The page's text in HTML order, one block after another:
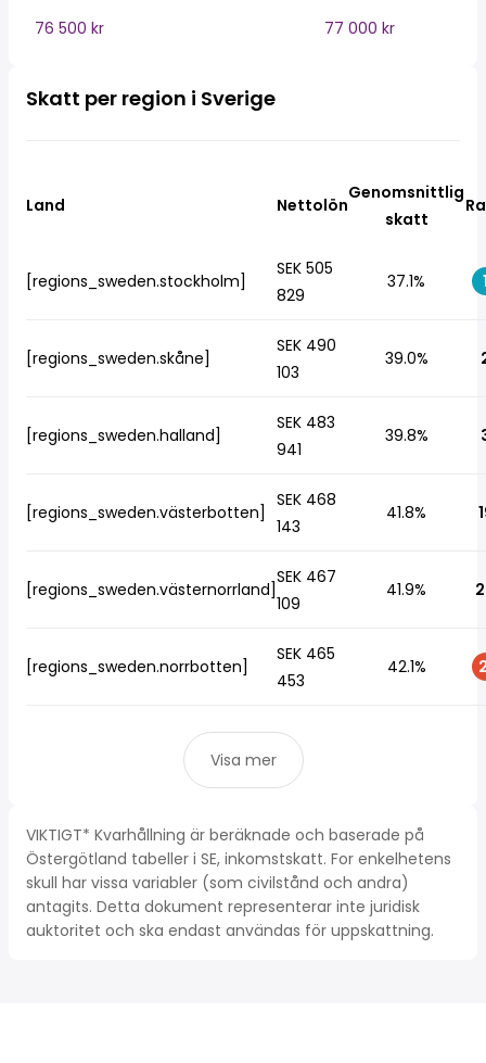
76 500 kr
77 000 kr
Skatt per region i Sverige
Land Nettolön
Genomsnittlig
skatt
[regions_sweden.stockholm]
SEK 505
829
37.1%
[regions_sweden.skåne]
SEK 490
103
39.0%
[regions_sweden.halland]
SEK 483
941
39.8%
[regions_sweden.västerbotten]
SEK 468
143
41.8%
[regions_sweden.västernorrland]
SEK 467
109
41.9%
[regions_sweden.norrbotten]
SEK 465
453
42.1%
Visa mer
VIKTIGT* Kvarhållning är beräknade och baserade på
Östergötland tabeller i SE, inkomstskatt. For enkelhetens
skull har vissa variabler (som civilstånd och andra)
antagits. Detta dokument representerar inte juridisk
auktoritet och ska endast användas för uppskattning.